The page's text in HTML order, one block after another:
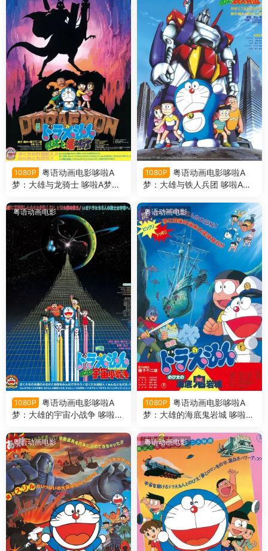
1080P
粤语动画电影哆啦A
梦：大雄与龙骑士 哆啦A梦剧
1080P
粤语动画电影哆啦A
梦：大雄与铁人兵团 哆啦A梦
版
粤语动画电影
1080P
粤语动画电影哆啦A
梦：大雄的宇宙小战争 哆啦A
粤语版
粤语动画电影
1080P
粤语动画电影哆啦A
梦：大雄的海底鬼岩城 哆啦A
粤语版
粤语动画电影 粤语动画电影